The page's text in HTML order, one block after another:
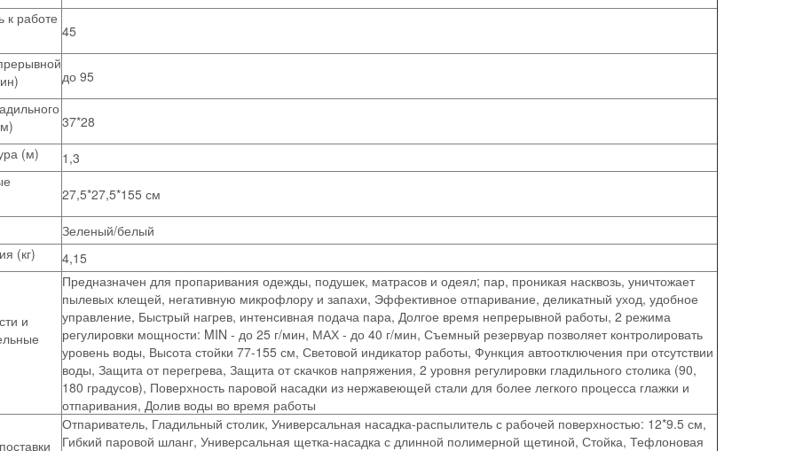
к работе
45
до 95
37*28
(м)
1,3
27,5*27,5*155 см
Зеленый/белый
(кг)
4,15
и
Предназначен для пропаривания одежды, подушек, матрасов и одеял; пар, проникая насквозь, уничтожает
пылевых клещей, негативную микрофлору и запахи, Эффективное отпаривание, деликатный уход, удобное
управление, Быстрый нагрев, интенсивная подача пара, Долгое время непрерывной работы, 2 режима
регулировки мощности: MIN - до 25 г/мин, МАХ - до 40 г/мин, Съемный резервуар позволяет контролировать
уровень воды, Высота стойки 77-155 см, Световой индикатор работы, Функция автоотключения при отсутствии
воды, Защита от перегрева, Защита от скачков напряжения, 2 уровня регулировки гладильного столика (90,
180 градусов), Поверхность паровой насадки из нержавеющей стали для более легкого процесса глажки и
отпаривания, Долив воды во время работы
Отпариватель, Гладильный столик, Универсальная насадка-распылитель с рабочей поверхностью: 12*9.5 см,
Гибкий паровой шланг, Универсальная щетка-насадка с длинной полимерной щетиной, Стойка, Тефлоновая